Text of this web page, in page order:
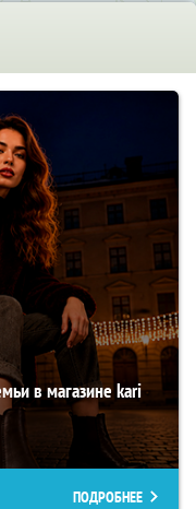
в магазине kari
ПОДРОБНЕЕ